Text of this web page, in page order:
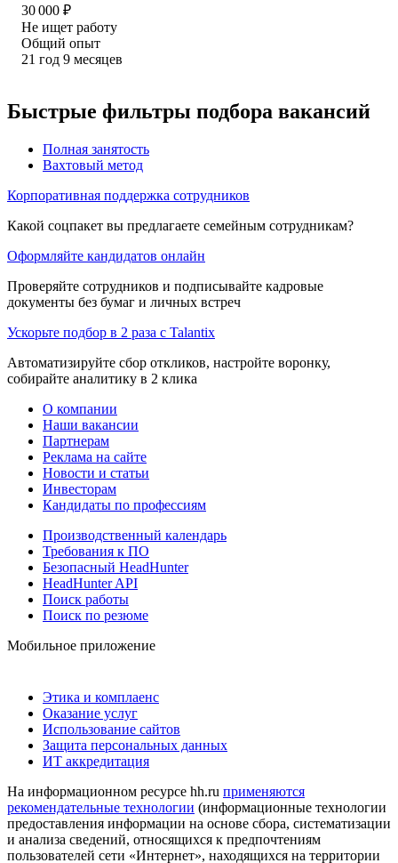
30 000 ₽
Не ищет работу
Общий опыт
21 год 9 месяцев
Быстрые фильтры подбора вакансий
Полная занятость
Вахтовый метод
Корпоративная поддержка сотрудников
Какой соцпакет вы предлагаете семейным сотрудникам?
Оформляйте кандидатов онлайн
Проверяйте сотрудников и подписывайте кадровые
документы без бумаг и личных встреч
Ускорьте подбор в 2 раза с Talantix
Автоматизируйте сбор откликов, настройте воронку,
собирайте аналитику в 2 клика
О компании
Наши вакансии
Партнерам
Реклама на сайте
Новости и статьи
Инвесторам
Кандидаты по профессиям
Производственный календарь
Требования к ПО
Безопасный HeadHunter
HeadHunter API
Поиск работы
Поиск по резюме
Мобильное приложение
Этика и комплаенс
Оказание услуг
Использование сайтов
Защита персональных данных
ИТ аккредитация
На информационном ресурсе hh.ru применяются
рекомендательные технологии (информационные технологии
предоставления информации на основе сбора, систематизации
и анализа сведений, относящихся к предпочтениям
пользователей сети «Интернет», находящихся на территории